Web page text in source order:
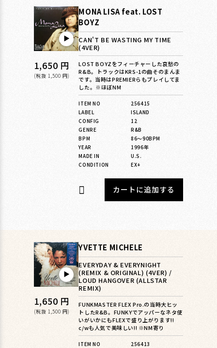
▶︎
通
常
1,650 円
(税抜 1,500 円)
MONA LISA feat. LOST
BOYZ
CAN'T BE WASTING MY TIME
(4VER)
LOST BOYZをフィーチャーした哀愁の
R&B。トラックはKRS-1の曲そのまんま
です。当時はPREMIERらもプレイしてま
した。※ほぼNM
ITEM NO
256415
LABEL
ISLAND
CONFIG
12
GENRE
R&B
BPM
86〜90BPM
YEAR
1996年
MADE IN
U.S.
CONDITION
EX+
カートに追加する
▶︎
通
常
1,650 円
(税抜 1,500 円)
YVETTE MICHELE
EVERYDAY & EVERYNIGHT
(REMIX & ORIGINAL) (4VER) /
LOUD HANGOVER (ALLSTAR
REMIX)
FUNKMASTER FLEX Pro.の当時大ヒッ
トしたR&B。FUNKYでアッパーなネタ使
いがいかにもFLEXで盛り上がります!!
c/wも人気で美味しい!! ※NM寄り
ITEM NO
256413